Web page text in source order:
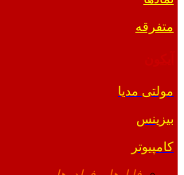
متفرقه
مولتی مدیا
بیزینس
کامپیوتر